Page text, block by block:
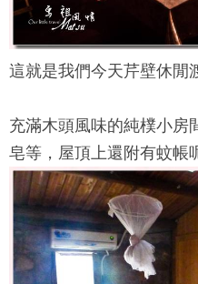
這就是我們今天芹壁休閒
充滿木頭風味的純樸小房
皂等，屋頂上還附有蚊帳